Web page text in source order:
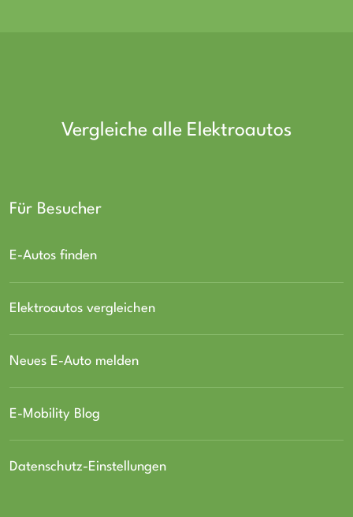
Vergleiche alle Elektroautos
Für Besucher
E-Autos finden
Elektroautos vergleichen
Neues E-Auto melden
E-Mobility Blog
Datenschutz-Einstellungen